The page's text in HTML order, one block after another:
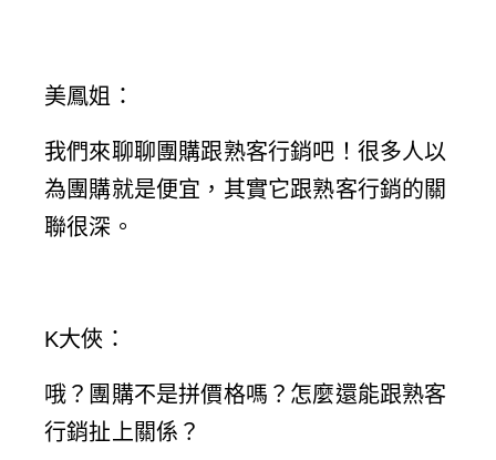
美鳳姐 ：
我們來聊聊團購跟熟客行銷吧！很多人以
為團購就是便宜，其實它跟熟客行銷的關
聯很深。
K大俠 ：
哦？團購不是拼價格嗎？怎麼還能跟熟客
行銷扯上關係？